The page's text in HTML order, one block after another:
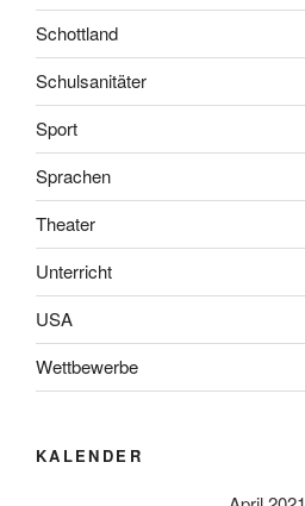
Schottland
Schulsanitäter
Sport
Sprachen
Theater
Unterricht
USA
Wettbewerbe
KALENDER